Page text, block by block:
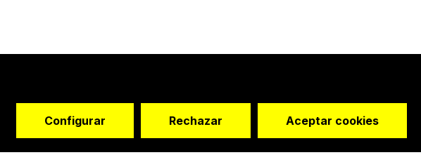
Configurar Rechazar Aceptar cookies